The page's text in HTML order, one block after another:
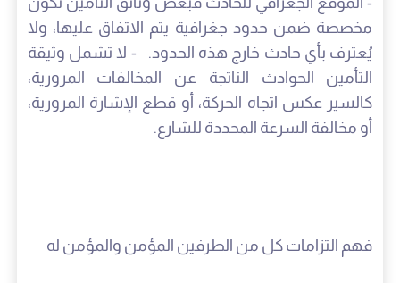
مخصصة ضمن حدود جغرافية يتم الاتفاق عليها، ولا
يُعترف بأي حادث خارج هذه الحدود. - لا تشمل وثيقة
التأمين الحوادث الناتجة عن المخالفات المرورية،
كالسير عكس اتجاه الحركة، أو قطع الإشارة المرورية،
أو مخالفة السرعة المحددة للشارع.
فهم التزامات كل من الطرفين المؤمن والمؤمن له